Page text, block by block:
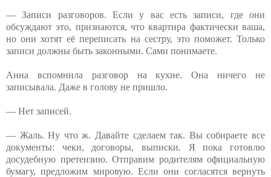
— Записи разговоров. Если у вас есть записи, где они
обсуждают это, признаются, что квартира фактически ваша,
но они хотят её переписать на сестру, это поможет. Только
записи должны быть законными. Сами понимаете.
Анна вспомнила разговор на кухне. Она ничего не
записывала. Даже в голову не пришло.
— Нет записей.
— Жаль. Ну что ж. Давайте сделаем так. Вы собираете все
документы: чеки, договоры, выписки. Я пока готовлю
досудебную претензию. Отправим родителям официальную
бумагу, предложим мировую. Если они согласятся вернуть